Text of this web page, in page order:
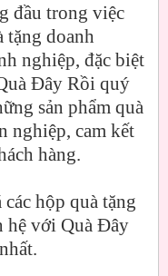
đầu trong việc
tặng doanh
nghiệp, đặc biệt
Đây Rồi quý
sản phẩm quà
nghiệp, cam kết
hàng.
hộp quà tặng
hệ với Quà Đây